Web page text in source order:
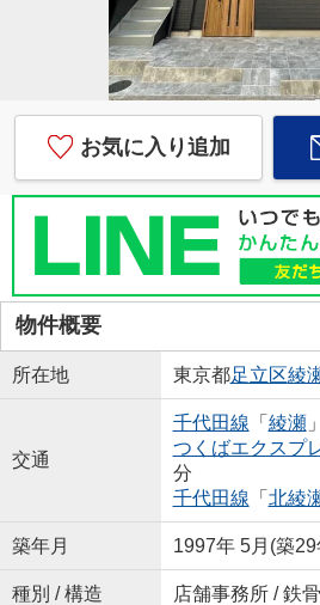
お気に入り追加
物件概要
所在地 東京都足立区綾
交通
千代田線 「 綾瀬
つくばエクスプ
分
千代田線 「 北綾
築年月 1997年 5月(築29
種別 / 構造 店舗事務所 / 鉄